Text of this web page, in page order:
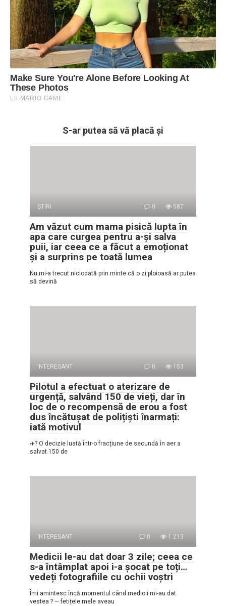
S-ar putea să vă placă și
ŞTIRI 0 587
Am văzut cum mama pisică lupta în
apa care curgea pentru a-și salva
puii, iar ceea ce a făcut a emoționat
și a surprins pe toată lumea
Nu mi-a trecut niciodată prin minte că o zi ploioasă ar putea
să devină
INTERESANT 0 153
Pilotul a efectuat o aterizare de
urgență, salvând 150 de vieți, dar în
loc de o recompensă de erou a fost
dus încătușat de polițiști înarmați:
iată motivul
✈️? O decizie luată într-o fracțiune de secundă în aer a
salvat 150 de
INTERESANT 0 1 213
Medicii le-au dat doar 3 zile; ceea ce
s-a întâmplat apoi i-a șocat pe toți…
vedeți fotografiile cu ochii voștri
Îmi amintesc încă momentul când medicii mi-au dat
vestea ? — fetițele mele aveau